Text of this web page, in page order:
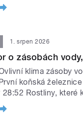
1. srpen 2026
o zásobách
klima zásoby
koňská
28:52 Rostliny, které